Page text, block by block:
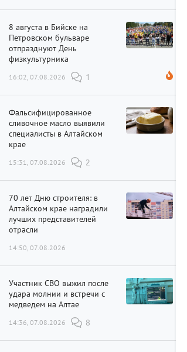
8 августа в Бийске на
Петровском бульваре
отпразднуют День
физкультурника
16:02, 07.08.2026 1
Фальсифицированное
сливочное масло выявили
специалисты в Алтайском
крае
15:31, 07.08.2026 2
70 лет Дню строителя: в
Алтайском крае наградили
лучших представителей
отрасли
14:50, 07.08.2026
Участник СВО выжил после
удара молнии и встречи с
медведем на Алтае
14:36, 07.08.2026 8